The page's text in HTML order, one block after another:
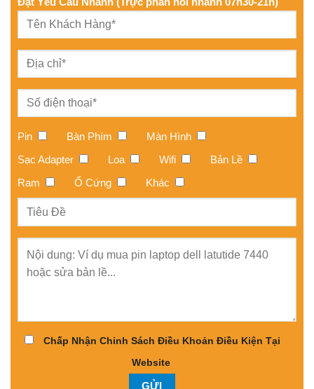
Pin Bàn Phím
Màn Hình
Sạc Adapter
Loa Wifi
Bản Lề
Ram
Ổ Cứng Khác
Chấp Nhận Chinh Sách Điều Khoản Điều Kiện Tại
Website